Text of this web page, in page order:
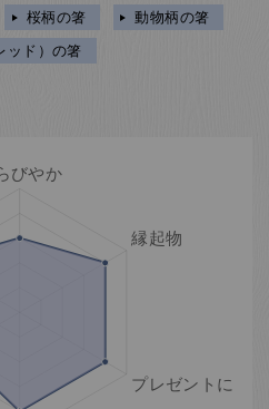
桜柄の箸
動物柄の箸
ッド）の箸